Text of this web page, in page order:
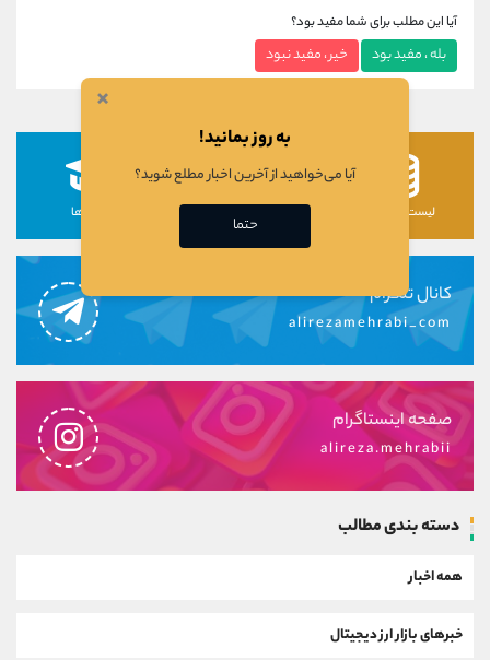
آیا این مطلب برای شما مفید بود؟
بله ، مفید بود خیر ، مفید نبود
لیست رمزارزها دوره ها
کانال تلگرام
alirezamehrabi_com
صفحه اینستاگرام
alireza.mehrabii
دسته بندی مطالب
همه اخبار
خبرهای بازار ارز دیجیتال
×
به روز بمانید!
آیا می‌خواهید از آخرین اخبار مطلع شوید؟
حتما